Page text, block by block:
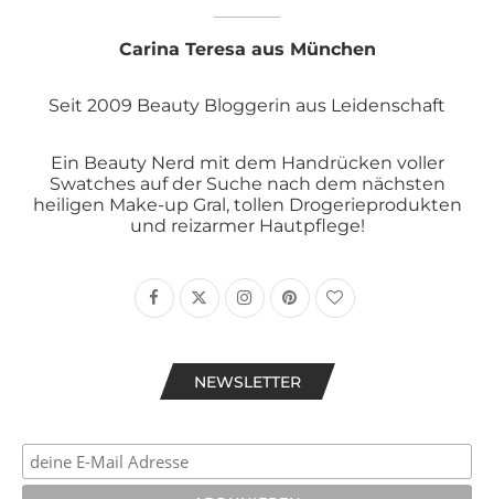
Carina Teresa aus München
Seit 2009 Beauty Bloggerin aus Leidenschaft
Ein Beauty Nerd mit dem Handrücken voller
Swatches auf der Suche nach dem nächsten
heiligen Make-up Gral, tollen Drogerieprodukten
und reizarmer Hautpflege!
NEWSLETTER